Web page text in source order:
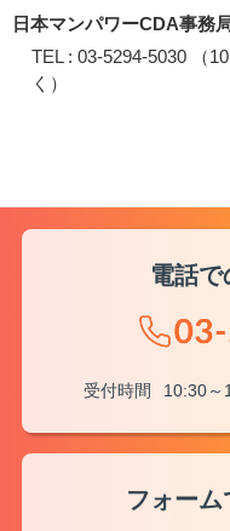
日本マンパワーCDA事務
TEL : 03-5294-5030 （
く）
電話
受付時間 10:30～
フォー